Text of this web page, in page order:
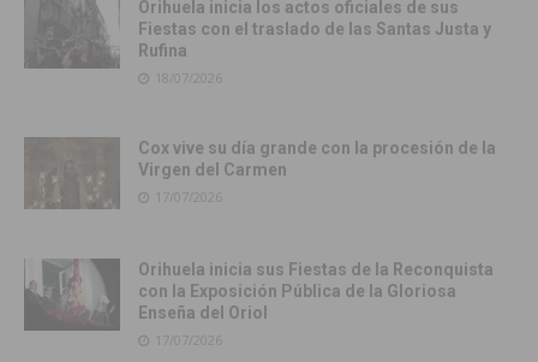
Orihuela inicia los actos oficiales de sus
Fiestas con el traslado de las Santas Justa y
Rufina
18/07/2026
Cox vive su día grande con la procesión de la
Virgen del Carmen
17/07/2026
Orihuela inicia sus Fiestas de la Reconquista
con la Exposición Pública de la Gloriosa
Enseña del Oriol
17/07/2026